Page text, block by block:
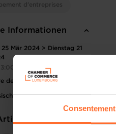
Consentement
d'entreprises
Informationen
25 Mär 2024 > Dienstag 21
de Commerce
teilen